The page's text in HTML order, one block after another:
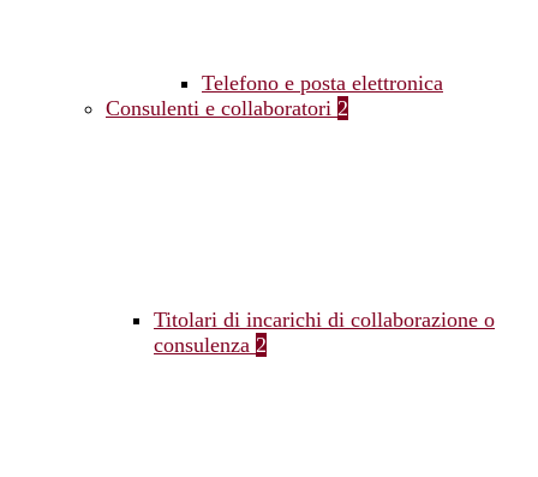
Telefono e posta elettronica
Consulenti e collaboratori 2
Titolari di incarichi di collaborazione o
consulenza 2